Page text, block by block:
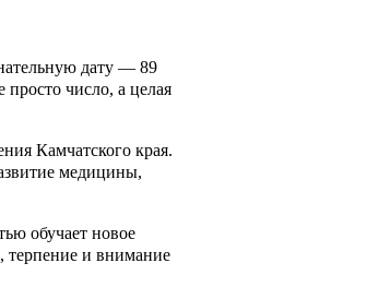
дату — 89
число, а целая
Камчатского края.
медицины,
обучает новое
терпение и внимание